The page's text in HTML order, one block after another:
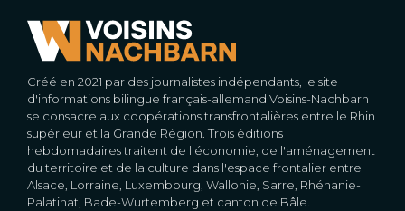
Créé en 2021 par des journalistes indépendants, le site
d'informations bilingue français-allemand Voisins-Nachbarn
se consacre aux coopérations transfrontalières entre le Rhin
supérieur et la Grande Région. Trois éditions
hebdomadaires traitent de l'économie, de l'aménagement
du territoire et de la culture dans l'espace frontalier entre
Alsace, Lorraine, Luxembourg, Wallonie, Sarre, Rhénanie-
Palatinat, Bade-Wurtemberg et canton de Bâle.